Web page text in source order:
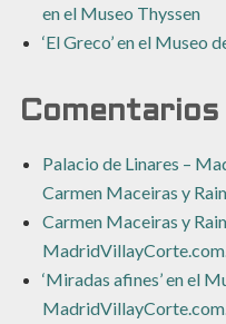
en el Museo Thyssen
‘El Greco’ en el Museo
Palacio de Linares –
Carmen Maceiras y
Carmen Maceiras y
‘Miradas afines’ en el